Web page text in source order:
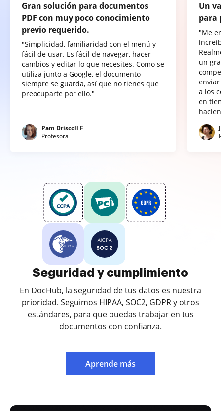
Gran solución para documentos
PDF con muy poco conocimiento
previo requerido.
"Simplicidad, familiaridad con el menú y
fácil de usar. Es fácil de navegar, hacer
cambios y editar lo que necesites. Como se
utiliza junto a Google, el documento
siempre se guarda, así que no tienes que
preocuparte por ello."
Pam Driscoll F
Profesora
Un
para
"Me
un
a los
en
Seguridad y cumplimiento
En DocHub, la seguridad de tus datos es nuestra
prioridad. Seguimos HIPAA, SOC2, GDPR y otros
estándares, para que puedas trabajar en tus
documentos con confianza.
Aprende más